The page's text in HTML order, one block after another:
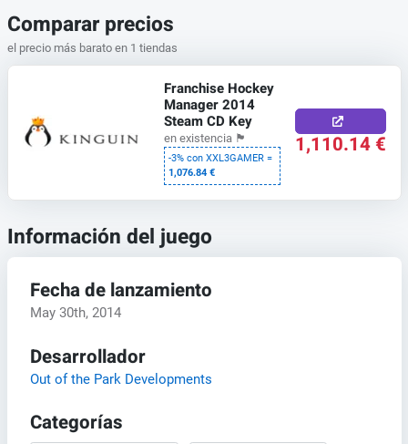
Comparar precios
el precio más barato en 1 tiendas
Franchise Hockey
Manager 2014
Steam CD Key
en existencia 🏴
-3% con XXL3GAMER =
1,076.84 €
1,110.14 €
Información del juego
Fecha de lanzamiento
May 30th, 2014
Desarrollador
Out of the Park Developments
Categorías